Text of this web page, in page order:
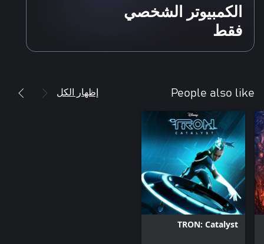
الكمبيوتر الشخصي
فقط
People also like إظهار الكل
TRON: Catalyst